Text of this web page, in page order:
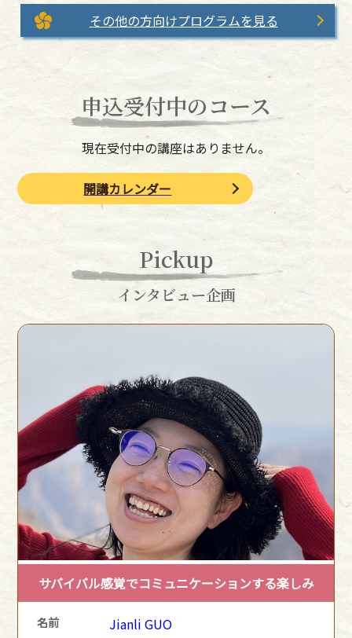
その他の方向けプログラムを見る
申込受付中のコース
現在受付中の講座はありません。
開講カレンダー
Pickup
インタビュー企画
サバイバル感覚でコミュニケーションする楽しみ
名前 Jianli GUO